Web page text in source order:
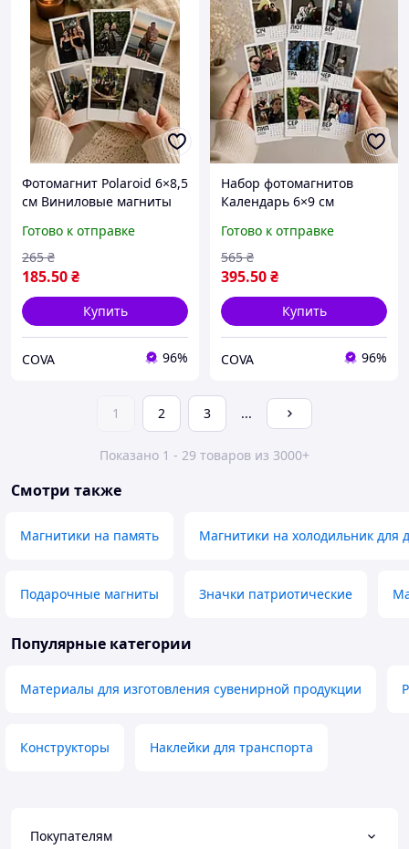
Фотомагнит Polaroid 6×8,5
см Виниловые магниты
фото набор от 3шт
Готово к отправке
185.50₴
265 ₴
Купить
COVA 96%
Набор фотомагнитов
Календарь 6×9 см
холодильник с вашим
фото набор от 12 штук
Готово к отправке
395.50₴
565 ₴
Купить
COVA 96%
1 2 3 ...
Показано 1 - 29 товаров из 3000+
Смотри также
Магнитики на память Магнитики на холодильник для
Подарочные магниты Значки патриотические
Популярные категории
Материалы для изготовления сувенирной продукции
Конструкторы Наклейки для транспорта
Покупателям